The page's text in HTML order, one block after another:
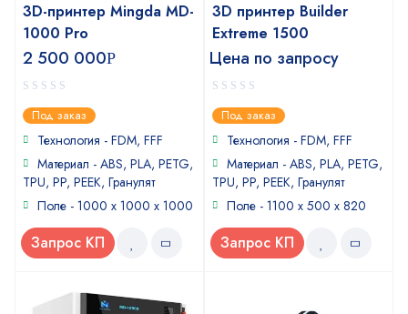
3D-принтер Mingda MD-
1000 Pro
2 500 000Р
0
out
of
Под заказ
Технология - FDM, FFF
Материал - ABS, PLA, PETG,
TPU, PP, PEEK, Гранулят
Поле - 1000 x 1000 x 1000
Запрос КП
3D принтер Builder
Extreme 1500
Цена по запросу
0
out
of
Под заказ
Технология - FDM, FFF
Материал - ABS, PLA, PETG,
TPU, PP, PEEK, Гранулят
Поле - 1100 x 500 x 820
Запрос КП